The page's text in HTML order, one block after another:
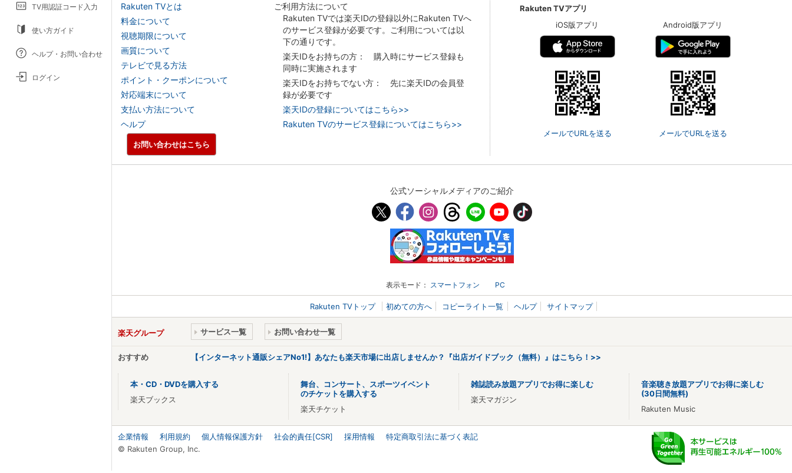
TV用認証コード入力
使い方ガイド
ヘルプ・お問い合わせ
ログイン
Rakuten TVとは
料金について
視聴期限について
画質について
テレビで見る方法
ポイント・クーポンについて
対応端末について
支払い方法について
ヘルプ
ご利用方法について
Rakuten TVでは楽天IDの登録以外にRakuten TVへ
のサービス登録が必要です。ご利用については以
下の通りです。
楽天IDをお持ちの方： 購入時にサービス登録も
同時に実施されます
楽天IDをお持ちでない方： 先に楽天IDの会員登
録が必要です
楽天IDの登録についてはこちら>>
Rakuten TVのサービス登録についてはこちら>>
Rakuten TVアプリ
iOS版アプリ
メールでURLを送る
Android版アプリ
メールでURLを送る
お問い合わせはこちら
公式ソーシャルメディアのご紹介
表示モード： スマートフォン PC
Rakuten TVトップ 初めての方へ コピーライト一覧 ヘルプ サイトマップ
楽天グループ サービス一覧 お問い合わせ一覧
おすすめ 【インターネット通販シェアNo1!】あなたも楽天市場に出店しませんか？『出店ガイドブック（無料）』はこちら！>>
本・CD・DVDを購入する
楽天ブックス
舞台、コンサート、スポーツイベント
のチケットを購入する
楽天チケット
雑誌読み放題アプリでお得に楽しむ
楽天マガジン
音楽聴き放題アプリでお得に楽しむ
(30日間無料)
Rakuten Music
企業情報 利用規約 個人情報保護方針 社会的責任[CSR] 採用情報
特定商取引法に基づく表記
© Rakuten Group, Inc.